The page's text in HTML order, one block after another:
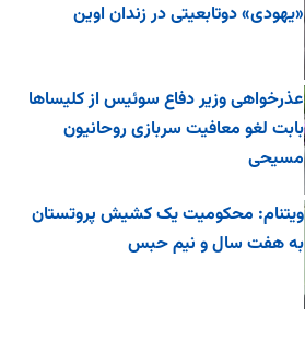
«یهودی» دوتابعیتی در زندان اوین
عذرخواهی وزیر دفاع سوئیس از کلیساها
بابت لغو معافیت سربازی روحانیون
مسیحی
ویتنام: محکومیت یک کشیش پروتستان
به هفت سال و نیم حبس